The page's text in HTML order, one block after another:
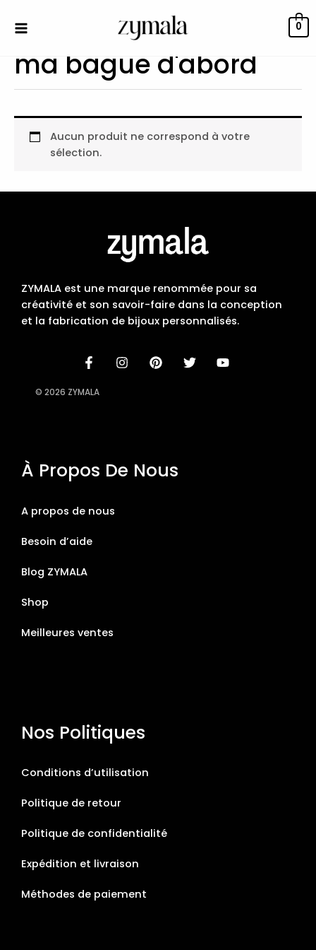
0
ma bague d'abord
Aucun produit ne correspond à votre
sélection.
ZYMALA est une marque renommée pour sa
créativité et son savoir-faire dans la conception
et la fabrication de bijoux personnalisés.
© 2026 ZYMALA
À Propos De Nous
A propos de nous
Besoin d’aide
Blog ZYMALA
Shop
Meilleures ventes
Nos Politiques
Conditions d’utilisation
Politique de retour
Politique de confidentialité
Expédition et livraison
Méthodes de paiement